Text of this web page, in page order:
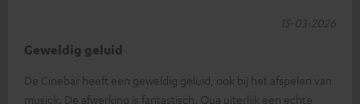
Geweldig geluid
De Cinebar heeft een geweldig geluid, ook bij het afspelen van
musick. De afwerking is fantastisch. Qua uiterlijk een echte
15-03-2026